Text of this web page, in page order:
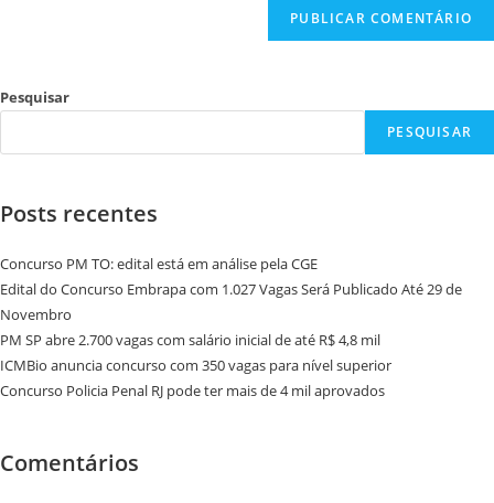
Pesquisar
PESQUISAR
Posts recentes
Concurso PM TO: edital está em análise pela CGE
Edital do Concurso Embrapa com 1.027 Vagas Será Publicado Até 29 de
Novembro
PM SP abre 2.700 vagas com salário inicial de até R$ 4,8 mil
ICMBio anuncia concurso com 350 vagas para nível superior
Concurso Policia Penal RJ pode ter mais de 4 mil aprovados
Comentários